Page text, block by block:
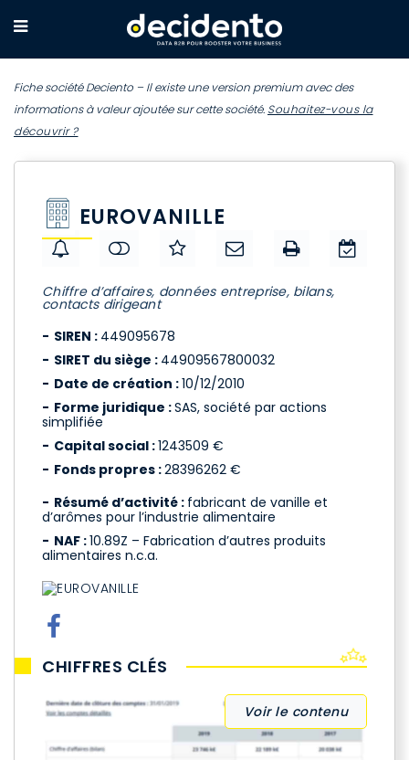
Fiche société Deciento – Il existe une version premium avec des
informations à valeur ajoutée sur cette société. Souhaitez-vous la
découvrir ?
EUROVANILLE
Chiffre d’affaires, données entreprise, bilans,
contacts dirigeant
SIREN : 449095678
SIRET du siège : 44909567800032
Date de création :10/12/2010
Forme juridique :SAS, société par actions
simplifiée
Capital social :1243509 €
Fonds propres :28396262 €
Résumé d’activité : fabricant de vanille et
d’arômes pour l’industrie alimentaire
NAF :10.89Z – Fabrication d’autres produits
alimentaires n.c.a.
CHIFFRES CLÉS
Voir le contenu